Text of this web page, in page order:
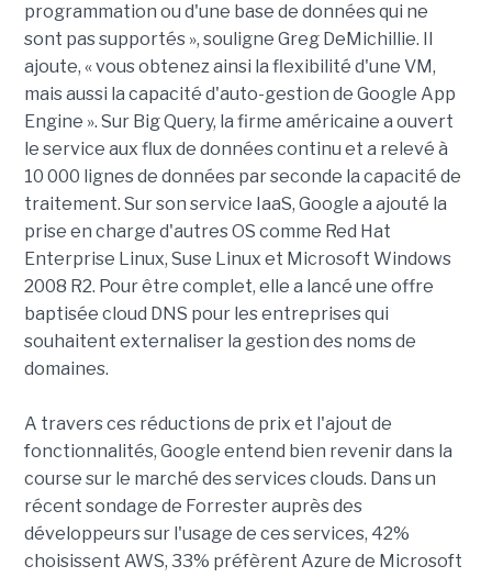
programmation ou d'une base de données qui ne
sont pas supportés », souligne Greg DeMichillie. Il
ajoute, « vous obtenez ainsi la flexibilité d'une VM,
mais aussi la capacité d'auto-gestion de Google App
Engine ». Sur Big Query, la firme américaine a ouvert
le service aux flux de données continu et a relevé à
10 000 lignes de données par seconde la capacité de
traitement. Sur son service IaaS, Google a ajouté la
prise en charge d'autres OS comme Red Hat
Enterprise Linux, Suse Linux et Microsoft Windows
2008 R2. Pour être complet, elle a lancé une offre
baptisée cloud DNS pour les entreprises qui
souhaitent externaliser la gestion des noms de
domaines.
A travers ces réductions de prix et l'ajout de
fonctionnalités, Google entend bien revenir dans la
course sur le marché des services clouds. Dans un
récent sondage de Forrester auprès des
développeurs sur l'usage de ces services, 42%
choisissent AWS, 33% préfèrent Azure de Microsoft